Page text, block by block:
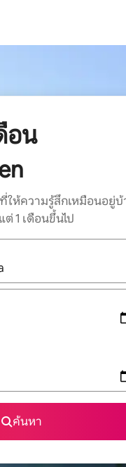
อน
ห้ความรู้สึกเหมือนอยู่บ้
1 เดือนขึ้นไป
รสัมผัสหรือปัด เพื่อสำรวจผ
ค้นหา